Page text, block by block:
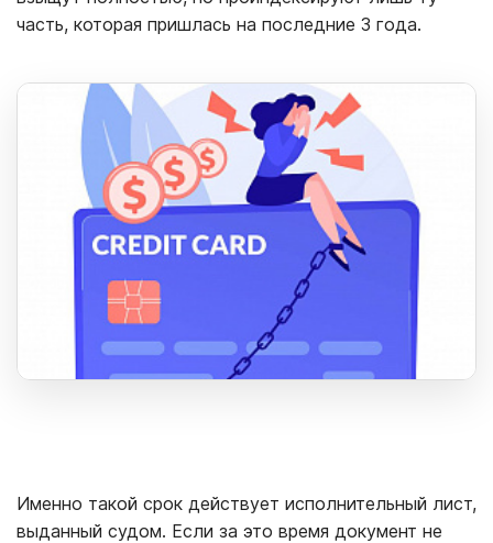
часть, которая пришлась на последние 3 года.
Именно такой срок действует исполнительный лист,
выданный судом. Если за это время документ не